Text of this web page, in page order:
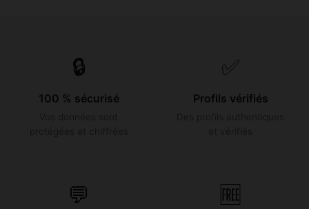
🔒
100 % sécurisé
✅
Profils vérifiés
💬 🆓